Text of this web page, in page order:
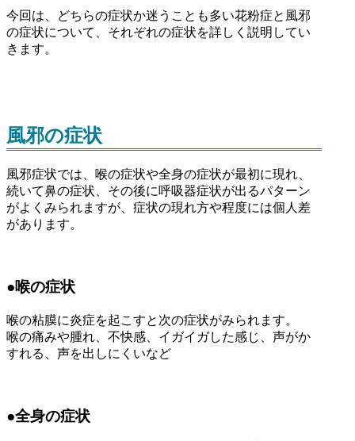
今回は、どちらの症状か迷うことも多い花粉症と風邪
の症状について、それぞれの症状を詳しく説明してい
きます。
風邪の症状
風邪症状では、喉の症状や全身の症状が最初に現れ、
続いて鼻の症状、その後に呼吸器症状が出るパターン
がよくみられますが、症状の現れ方や程度には個人差
があります。
●喉の症状
喉の粘膜に炎症を起こすと次の症状がみられます。
喉の痛みや腫れ、不快感、イガイガした感じ、声がか
すれる、声を出しにくいなど
●全身の症状